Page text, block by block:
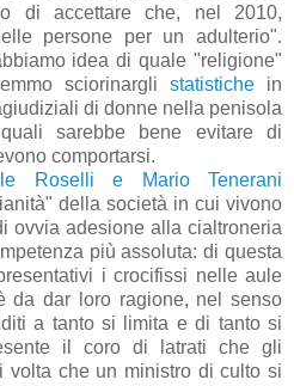
di accettare che, nel 2010,
persone per un adulterio".
idea di quale "religione"
sciorinargli statistichein
di donne nella penisola
sarebbe bene evitare di
comportarsi.
Roselli e Mario Tenerani
della società in cui vivono
ovvia adesione alla cialtroneria
più assoluta: di questa
i crocifissi nelle aule
da dar loro ragione, nel senso
a tanto si limita e di tanto si
il coro di latrati che gli
volta che un ministro di culto si